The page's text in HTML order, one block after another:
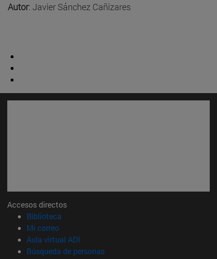
Autor: Javier Sánchez Cañizares
Accesos directos
Biblioteca
Mi correo(abre en nueva ventana)
Aula virtual ADI
Búsqueda de personas(abre en nueva ventana)